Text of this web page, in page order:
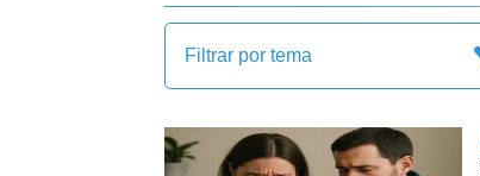
Filtrar por tema